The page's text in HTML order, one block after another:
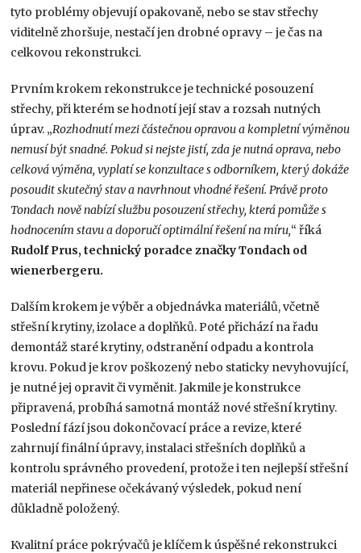
tyto problémy objevují opakovaně, nebo se stav střechy
viditelně zhoršuje, nestačí jen drobné opravy – je čas na
celkovou rekonstrukci.
Prvním krokem rekonstrukce je technické posouzení
střechy, při kterém se hodnotí její stav a rozsah nutných
úprav. „Rozhodnutí mezi částečnou opravou a kompletní výměnou
nemusí být snadné. Pokud si nejste jistí, zda je nutná oprava, nebo
celková výměna, vyplatí se konzultace s odborníkem, který dokáže
posoudit skutečný stav a navrhnout vhodné řešení. Právě proto
Tondach nově nabízí službu posouzení střechy, která pomůže s
hodnocením stavu a doporučí optimální řešení na míru,“ říká
Rudolf Prus, technický poradce značky Tondach od
wienerbergeru.
Dalším krokem je výběr a objednávka materiálů, včetně
střešní krytiny, izolace a doplňků. Poté přichází na řadu
demontáž staré krytiny, odstranění odpadu a kontrola
krovu. Pokud je krov poškozený nebo staticky nevyhovující,
je nutné jej opravit či vyměnit. Jakmile je konstrukce
připravená, probíhá samotná montáž nové střešní krytiny.
Poslední fází jsou dokončovací práce a revize, které
zahrnují finální úpravy, instalaci střešních doplňků a
kontrolu správného provedení, protože i ten nejlepší střešní
materiál nepřinese očekávaný výsledek, pokud není
důkladně položený.
Kvalitní práce pokrývačů je klíčem k úspěšné rekonstrukci